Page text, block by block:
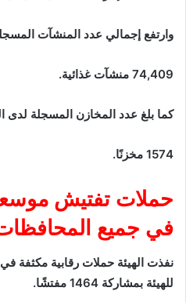
وارتفع إجمالي عدد المنشآت
74,409 منشآت غذائية.
كما بلغ عدد المخازن المسجلة لدى
1574 مخزنًا.
حملات تفتيش
في جميع
للهيئة بمشاركة 1464 مفتشًا.